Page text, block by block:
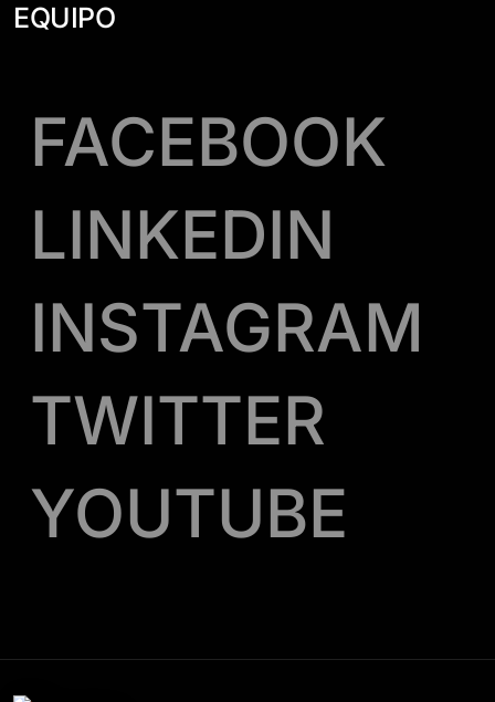
EQUIPO
FACEBOOK
LINKEDIN
INSTAGRAM
TWITTER
YOUTUBE